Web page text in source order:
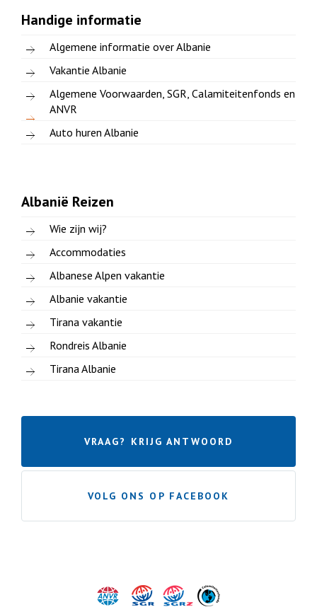
Handige informatie
Algemene informatie over Albanie
Vakantie Albanie
Algemene Voorwaarden, SGR, Calamiteitenfonds en
ANVR
Auto huren Albanie
Albanië Reizen
Wie zijn wij?
Accommodaties
Albanese Alpen vakantie
Albanie vakantie
Tirana vakantie
Rondreis Albanie
Tirana Albanie
VRAAG? KRIJG ANTWOORD
VOLG ONS OP FACEBOOK